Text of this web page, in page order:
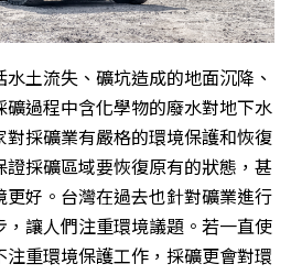
土流失、礦坑造成的地面沉降、
礦過程中含化學物的廢水對地下水
對採礦業有嚴格的環境保護和恢復
證採礦區域要恢復原有的狀態，甚
更好。台灣在過去也針對礦業進行
，讓人們注重環境議題。若一直使
注重環境保護工作，採礦更會對環